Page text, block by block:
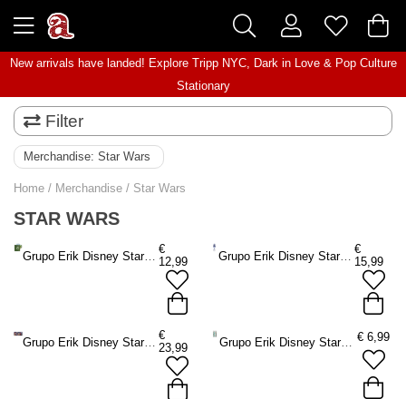
New arrivals have landed! Explore Tripp NYC, Dark in Love& Pop Culture
Stationary
Filter
Merchandise: Star Wars
Home / Merchandise / Star Wars
STAR WARS
Grupo Erik Disney Star Wars The Mandalorian - The Mandalorian And Grogu Polypropylene 4Ring Ringbuch - Mehrfarben
€
12,99
Grupo Erik Disney Star Wars - R2D2 3D Case Federmäppchen - Mehrfarben
€
15,99
Grupo Erik Disney Star Wars The Mandalorian - The Child Xl Mouse Mat Mausmatte - Mehrfarben
€
23,99
Grupo Erik Disney Star Wars The Mandalorian - Erasable Pen Set Stift - Mehrfarben € 6,99